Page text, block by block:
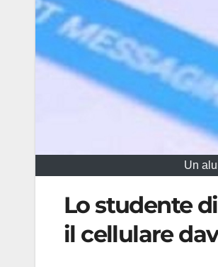
Un
Lo studente
il cellulare